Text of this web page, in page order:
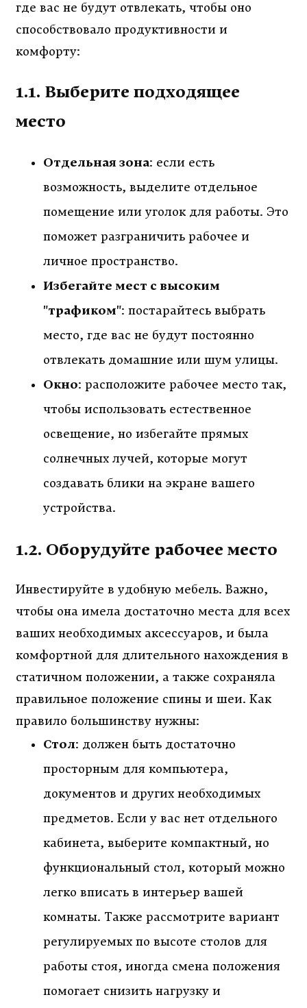
где вас не будут отвлекать, чтобы оно
способствовало продуктивности и
комфорту:
1.1. Выберите подходящее
место
Отдельная зона: если есть
возможность, выделите отдельное
помещение или уголок для работы. Это
поможет разграничить рабочее и
личное пространство.
Избегайте мест с высоким
"трафиком": постарайтесь выбрать
место, где вас не будут постоянно
отвлекать домашние или шум улицы.
Окно: расположите рабочее место так,
чтобы использовать естественное
освещение, но избегайте прямых
солнечных лучей, которые могут
создавать блики на экране вашего
устройства.
1.2. Оборудуйте рабочее место
Инвестируйте в удобную мебель. Важно,
чтобы она имела достаточно места для всех
ваших необходимых аксессуаров, и была
комфортной для длительного нахождения в
статичном положении, а также сохраняла
правильное положение спины и шеи. Как
правило большинству нужны:
Стол: должен быть достаточно
просторным для компьютера,
документов и других необходимых
предметов. Если у вас нет отдельного
кабинета, выберите компактный, но
функциональный стол, который можно
легко вписать в интерьер вашей
комнаты. Также рассмотрите вариант
регулируемых по высоте столов для
работы стоя, иногда смена положения
помогает снизить нагрузку и